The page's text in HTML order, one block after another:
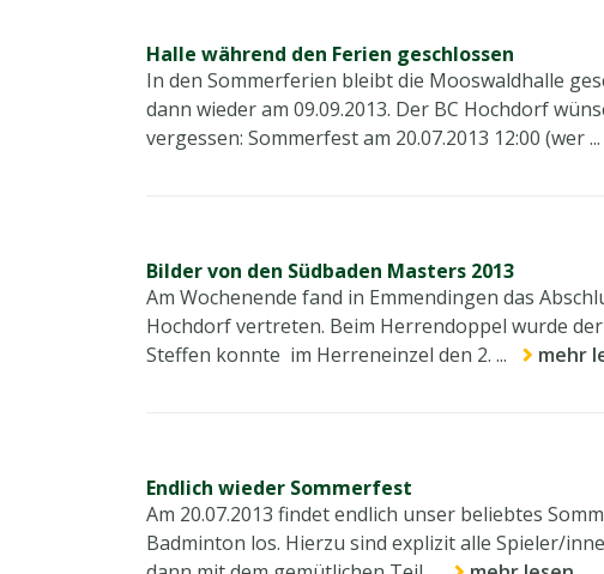
Halle während den Ferien geschlossen
In den Sommerferien bleibt die Mooswaldhalle
dann wieder am 09.09.2013. Der BC Hochdorf
vergessen: Sommerfest am 20.07.2013 12:00 (wer ...
Bilder von den Südbaden Masters 2013
Am Wochenende fand in Emmendingen das
Hochdorf vertreten. Beim Herrendoppel wurde
Steffen konnte im Herreneinzel den 2. ...
mehr
Endlich wieder Sommerfest
Am 20.07.2013 findet endlich unser beliebtes
Badminton los. Hierzu sind explizit alle Spieler/